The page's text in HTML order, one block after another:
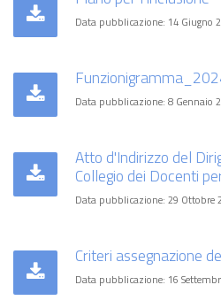
Data pubblicazione: 14 Giugno
Data pubblicazione: 8 Gennaio
Atto d'Indirizzo del
Collegio dei Docenti
Data pubblicazione: 29 Ottobre
Criteri assegnazione
Data pubblicazione: 16